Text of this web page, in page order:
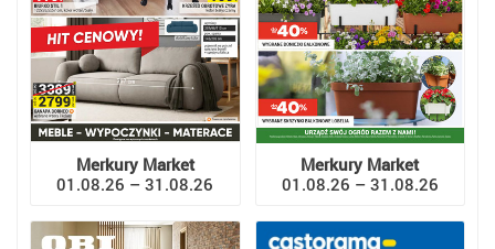
Merkury Market
01.08.26 – 31.08.26
Merkury Market
01.08.26 – 31.08.26